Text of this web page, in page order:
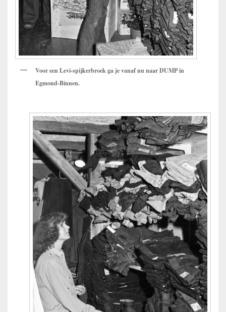
Voor een Levi-spijkerbroek ga je vanaf nu naar DUMP in
Egmond-Binnen.